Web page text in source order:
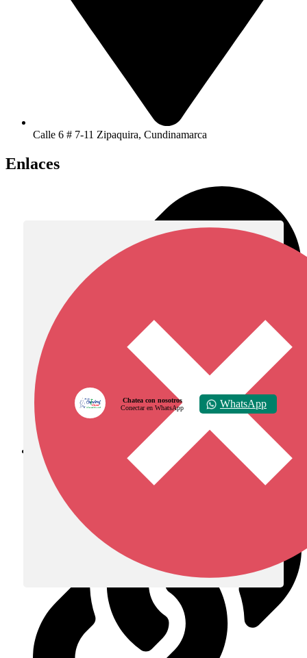
Calle 6 # 7-11 Zipaquira, Cundinamarca
Enlaces
Diócesis de Zipaquirá
Chatea con nosotros
Conectar en WhatsApp
WhatsApp